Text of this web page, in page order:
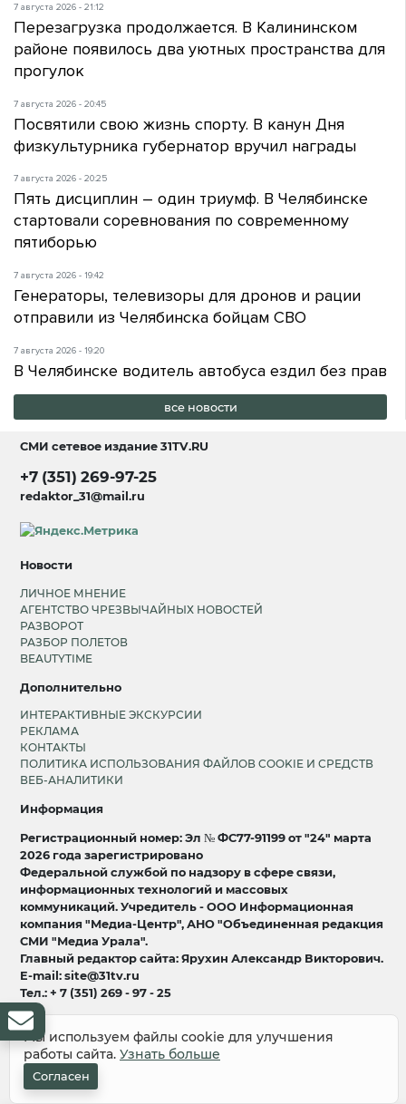
7 августа 2026 - 21:12
Перезагрузка продолжается. В Калининском
районе появилось два уютных пространства для
прогулок
7 августа 2026 - 20:45
Посвятили свою жизнь спорту. В канун Дня
физкультурника губернатор вручил награды
7 августа 2026 - 20:25
Пять дисциплин – один триумф. В Челябинске
стартовали соревнования по современному
пятиборью
7 августа 2026 - 19:42
Генераторы, телевизоры для дронов и рации
отправили из Челябинска бойцам СВО
7 августа 2026 - 19:20
В Челябинске водитель автобуса ездил без прав
все новости
СМИ сетевое издание31TV.RU
+7 (351) 269-97-25
redaktor_31@mail.ru
Новости
ЛИЧНОЕ МНЕНИЕ
АГЕНТСТВО ЧРЕЗВЫЧАЙНЫХ НОВОСТЕЙ
РАЗВОРОТ
РАЗБОР ПОЛЕТОВ
BEAUTYTIME
Дополнительно
ИНТЕРАКТИВНЫЕ ЭКСКУРСИИ
РЕКЛАМА
КОНТАКТЫ
ПОЛИТИКА ИСПОЛЬЗОВАНИЯ ФАЙЛОВ COOKIE И СРЕДСТВ
ВЕБ-АНАЛИТИКИ
Информация
Регистрационный номер: Эл № ФС77-91199 от "24" марта
2026 года зарегистрировано
Федеральной службой по надзору в сфере связи,
информационных технологий и массовых
коммуникаций. Учредитель - ООО Информационная
компания "Медиа-Центр", АНО "Объединенная редакция
СМИ "Медиа Урала".
Главный редактор сайта: Ярухин Александр Викторович.
E-mail: site@31tv.ru
Тел.: + 7 (351) 269 - 97 - 25
18+
© 2008-2026 Все права защищены
разработка и продвижение:
Мы используем файлы cookie для улучшения
работы сайта. Узнать больше
Согласен